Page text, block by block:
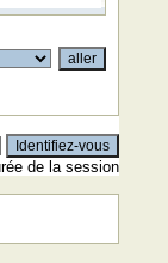
de la session